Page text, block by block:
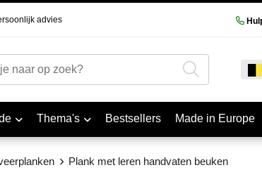
advies
Thema's Bestsellers Made in Europe
Plank met leren handvaten beuken